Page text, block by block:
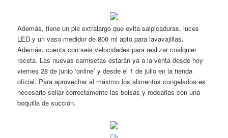
Además, tiene un pie extralargo que evita salpicaduras, luces
LED y un vaso medidor de 800 ml apto para lavavajillas.
Además, cuenta con seis velocidades para realizar cualquier
receta. Las nuevas camisetas estarán ya a la venta desde hoy
viernes 28 de junio ‘online’ y desde el 1 de julio en la tienda
oficial. Para aprovechar al máximo los alimentos congelados es
necesario sellar correctamente las bolsas y rodearlas con una
boquilla de succión.